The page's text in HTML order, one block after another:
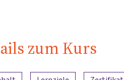
zum Kurs